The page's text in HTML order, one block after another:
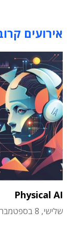
אירועים
Physical AI
שלישי, 8 בספטמבר 2026